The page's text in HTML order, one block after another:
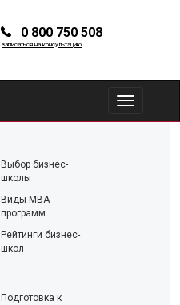
0 800 750 508
записаться на консультацию
Toggle
navigation
Выбор бизнес-
школы
Виды MBA
программ
Рейтинги бизнес-
школ
Подготовка к